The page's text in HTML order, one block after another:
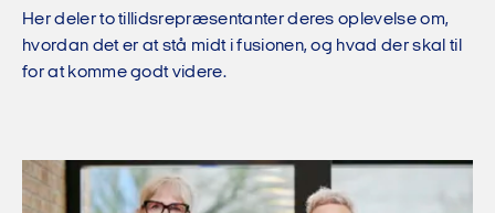
Her deler to tillidsrepræsentanter deres oplevelse om,
hvordan det er at stå midt i fusionen, og hvad der skal til
for at komme godt videre.